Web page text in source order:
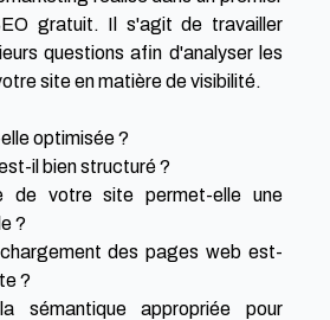
gratuit. Il s'agit de travailler
questions afin d'analyser les
site en matière de visibilité.
optimisée ?
il bien structuré ?
de votre site permet-elle une
?
des pages web est-
?
sémantique appropriée pour